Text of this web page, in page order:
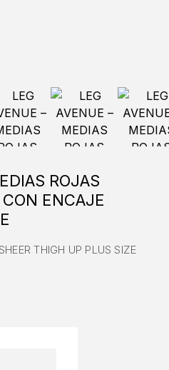
ROJAS
ENCAJE
THIGH UP PLUS SIZE